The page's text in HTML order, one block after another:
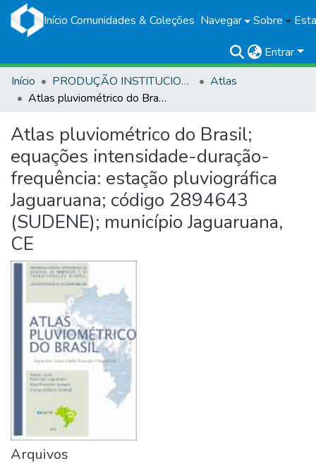
Início Comunidades & Coleções Navegar Sobre
Entrar
Início
PRODUÇÃO INSTITUCIONAL
Atlas
Atlas pluviométrico do Brasil; equações intensidade-duração-frequência: estação pluviográfica Jaguaruana; código 2894643 (SUDENE); município Jaguaruana, CE
Atlas pluviométrico do Brasil;
equações intensidade-duração-
frequência: estação pluviográfica
Jaguaruana; código 2894643
(SUDENE); município Jaguaruana,
CE
Arquivos